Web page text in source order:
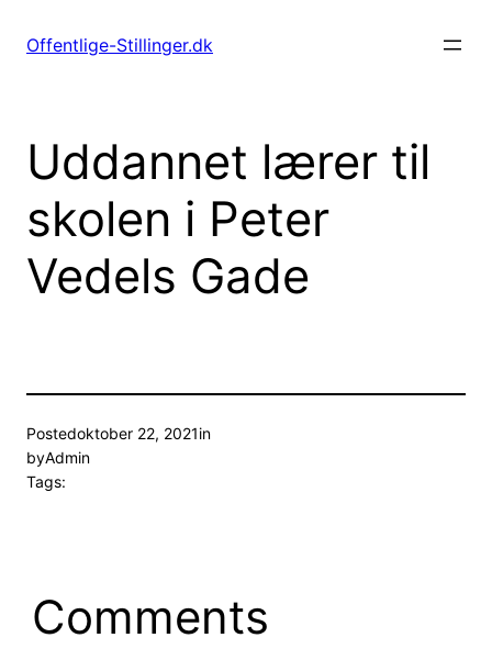
Offentlige-Stillinger.dk
Uddannet lærer til
skolen i Peter
Vedels Gade
Postedoktober 22, 2021in
byAdmin
Tags:
Comments